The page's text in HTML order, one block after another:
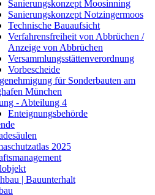
Sanierungskonzept Moosinning
Sanierungskonzept Notzingermoos
Technische Bauaufsicht
Verfahrensfreiheit von Abbrüchen /
Anzeige von Abbrüchen
Versammlungsstättenverordnung
Vorbescheide
für Sonderbauten am
München
- Abteilung 4
Enteignungsbehörde
2025
| Bauunterhalt